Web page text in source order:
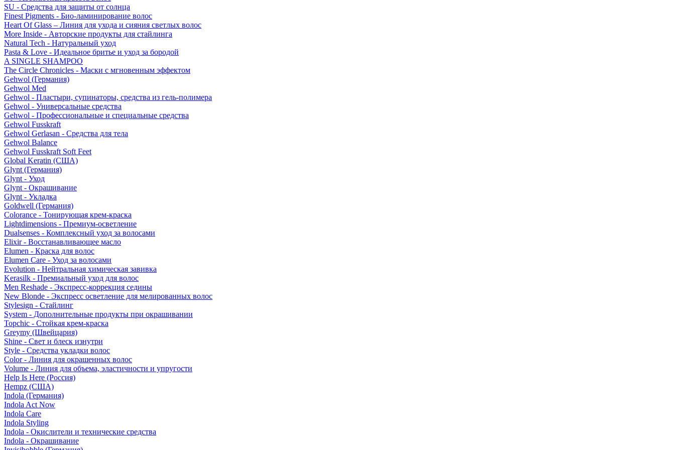
SU - Средства для защиты от солнца
Finest Pigments - Био-ламинирование волос
Heart Of Glass – Линия для ухода и сияния светлых волос
More Inside - Авторские продукты для стайлинга
Natural Tech - Натуральный уход
Pasta & Love - Идеальное бритье и уход за бородой
A SINGLE SHAMPOO
The Circle Chronicles - Маски с мгновенным эффектом
Gehwol (Германия)
Gehwol Med
Gehwol - Пластыри, супинаторы, средства из гель-полимера
Gehwol - Универсальные средства
Gehwol - Профессиональные и специальные средства
Gehwol Fusskraft
Gehwol Gerlasan - Средства для тела
Gehwol Balance
Gehwol Fusskraft Soft Feet
Global Keratin (США)
Glynt (Германия)
Glynt - Уход
Glynt - Окрашивание
Glynt - Укладка
Goldwell (Германия)
Colorance - Тонирующая крем-краска
Lightdimensions - Премиум-осветление
Dualsenses - Комплексный уход за волосами
Elixir - Восстанавливающее масло
Elumen - Краска для волос
Elumen Care - Уход за волосами
Evolution - Нейтральная химическая завивка
Kerasilk - Премиальный уход для волос
Men Reshade - Экспресс-коррекция седины
New Blonde - Экспресс осветление для мелированных волос
Stylesign - Стайлинг
System - Дополнительные продукты при окрашивании
Topchic - Стойкая крем-краска
Greymy (Швейцария)
Shine - Свет и блеск изнутри
Style - Средства укладки волос
Color - Линия для окрашенных волос
Volume - Линия для объема, эластичности и упругости
Help Is Here (Россия)
Hempz (США)
Indola (Германия)
Indola Act Now
Indola Care
Indola Styling
Indola - Окислители и технические средства
Indola - Окрашивание